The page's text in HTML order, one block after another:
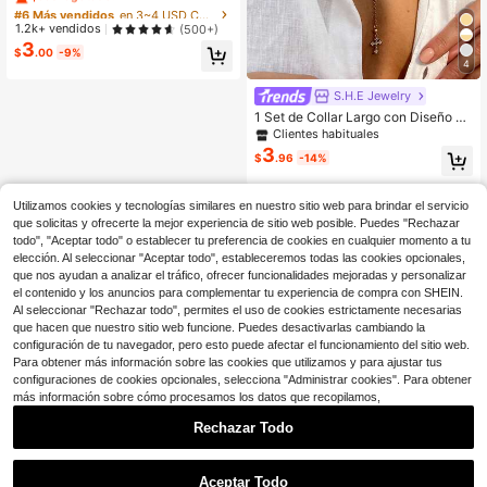
entas negras y dije de cruz y Jesús,
adecuado para mujeres para fe, ora
ción, fiesta, uso diario (cantidad de
cuentas aleatoria)
#6 Más vendidos
¡Casi agotado!
#6 Más vendidos
¡Casi agotado!
#6 Más vendidos
en 3~4 USD Collares en Y para mujer
1.2k+ vendidos (500+)
$3.00 -9%
4
S.H.E Jewelry
1 Set de Collar Largo con Diseño Mi
nimalista, Cuentas Asimétricas de C
CB, Colgante de Gota de Agua de
Metal y Cuentas Redondas, Adecua
Clientes habituales
$3.96 -14%
1
Utilizamos cookies y tecnologías similares en nuestro sitio web para brindar el servicio
que solicitas y ofrecerte la mejor experiencia de sitio web posible. Puedes "Rechazar
todo", "Aceptar todo" o establecer tu preferencia de cookies en cualquier momento a tu
elección. Al seleccionar "Aceptar todo", estableceremos todas las cookies opcionales,
que nos ayudan a analizar el tráfico, ofrecer funcionalidades mejoradas y personalizar
el contenido y los anuncios para complementar tu experiencia de compra con SHEIN.
Al seleccionar "Rechazar todo", permites el uso de cookies estrictamente necesarias
que hacen que nuestro sitio web funcione. Puedes desactivarlas cambiando la
configuración de tu navegador, pero esto puede afectar el funcionamiento del sitio web.
Para obtener más información sobre las cookies que utilizamos y para ajustar tus
configuraciones de cookies opcionales, selecciona "Administrar cookies". Para obtener
más información sobre cómo procesamos los datos que recopilamos,
Rechazar Todo
Aceptar Todo